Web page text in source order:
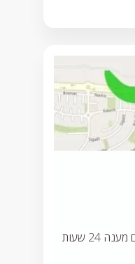
מחפש מנעולן באדם? אנחנו נותנים מענה 24 שעות